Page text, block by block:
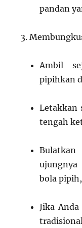
pandan
Ambil
pipihkan
Letakkan
tengah
bola
Jika